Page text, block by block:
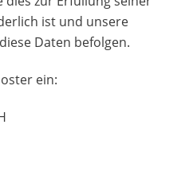
ist und unsere
Daten befolgen.
ein: